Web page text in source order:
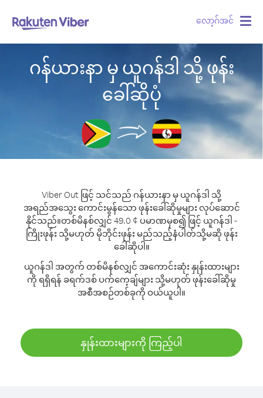
လော့ဂ်အင်
ဂန်ယားနာ မှ ယူဂန်ဒါ သို့ ဖုန်း
ခေါ်ဆိုပုံ
Viber Out ဖြင့် သင်သည် ဂန်ယားနာ မှ ယူဂန်ဒါ သို့
အရည်အသွေး ကောင်းမွန်သော ဖုန်းခေါ်ဆိုမှုများ လုပ်ဆောင်
နိုင်သည်။တစ်မိနစ်လျှင် 49.0 ¢ ပမာဏမှစ၍ ဖြင့် ယူဂန်ဒါ -
ကြိုးဖုန်း သို့မဟုတ် မိုဘိုင်းဖုန်း မည်သည့်နံပါတ်သို့မဆို ဖုန်း
ခေါ်ဆိုပါ။
ယူဂန်ဒါ အတွက် တစ်မိနစ်လျှင် အကောင်းဆုံး နှုန်းထားများ
ကို ရရှိရန် ခရက်ဒစ် ပက်ကေ့ချ်များ သို့မဟုတ် ဖုန်းခေါ်ဆိုမှု
အစီအစဉ်တစ်ခုကို ဝယ်ယူပါ။
နှုန်းထားများကို ကြည့်ပါ